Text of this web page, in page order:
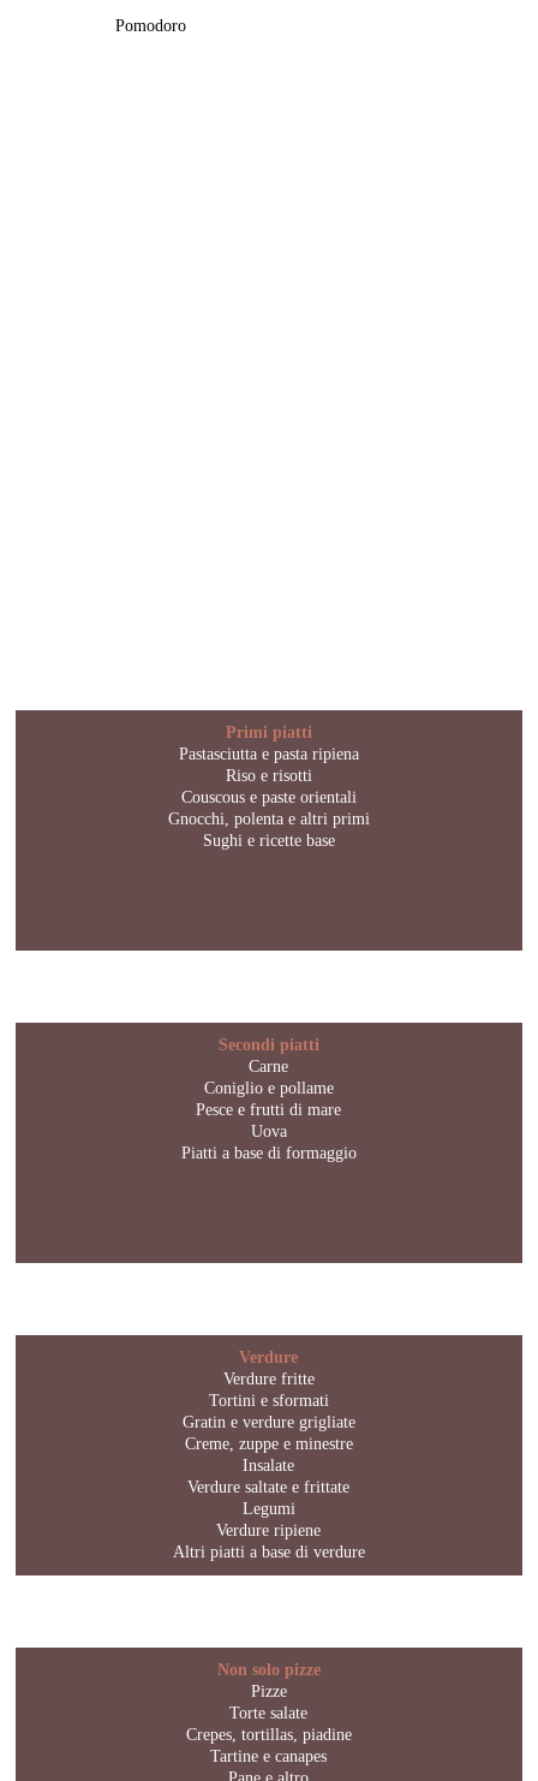
Pomodoro
Primi piatti
Pastasciutta e pasta ripiena
Riso e risotti
Couscous e paste orientali
Gnocchi, polenta e altri primi
Sughi e ricette base
Secondi piatti
Carne
Coniglio e pollame
Pesce e frutti di mare
Uova
Piatti a base di formaggio
Verdure
Verdure fritte
Tortini e sformati
Gratin e verdure grigliate
Creme, zuppe e minestre
Insalate
Verdure saltate e frittate
Legumi
Verdure ripiene
Altri piatti a base di verdure
Non solo pizze
Pizze
Torte salate
Crepes, tortillas, piadine
Tartine e canapes